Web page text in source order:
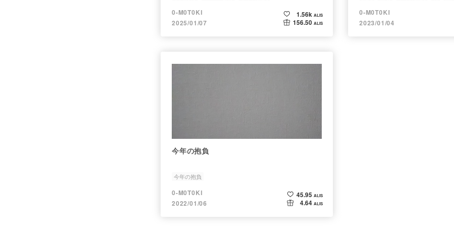
0-M0T0KI
2025/01/07
1.56k ALIS
156.50 ALIS
0-M0T0KI
2023/01/04
今年の抱負
今年の抱負
0-M0T0KI
2022/01/06
45.95 ALIS
4.64 ALIS